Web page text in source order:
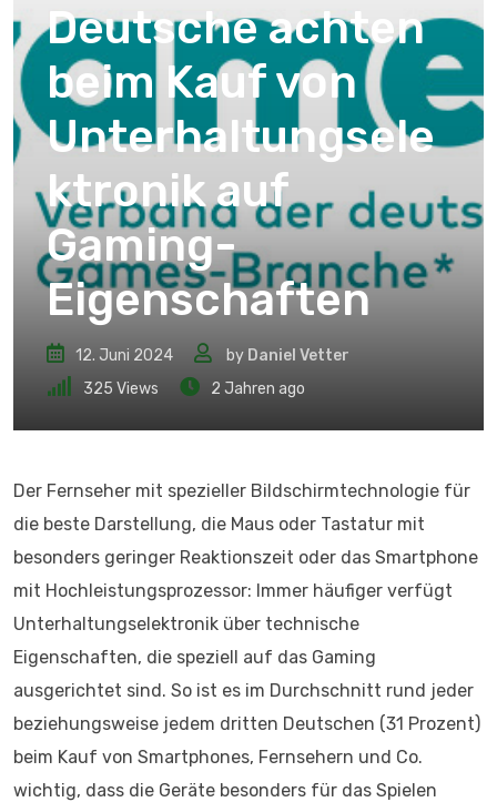
Deutsche achten
beim Kauf von
Unterhaltungsele
ktronik auf
Gaming-
Eigenschaften
12. Juni 2024 by Daniel Vetter
325 Views 2 Jahren ago
Der Fernseher mit spezieller Bildschirmtechnologie für
die beste Darstellung, die Maus oder Tastatur mit
besonders geringer Reaktionszeit oder das Smartphone
mit Hochleistungsprozessor: Immer häufiger verfügt
Unterhaltungselektronik über technische
Eigenschaften, die speziell auf das Gaming
ausgerichtet sind. So ist es im Durchschnitt rund jeder
beziehungsweise jedem dritten Deutschen (31 Prozent)
beim Kauf von Smartphones, Fernsehern und Co.
wichtig, dass die Geräte besonders für das Spielen